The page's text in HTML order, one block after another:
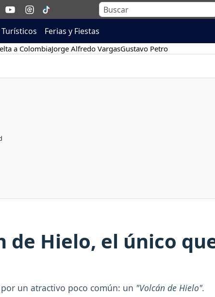
Ferias y Fiestas
a ColombiaJorge Alfredo VargasGustavo Petro
de Hielo, el único
un atractivo poco común: un "Volcán de Hielo".